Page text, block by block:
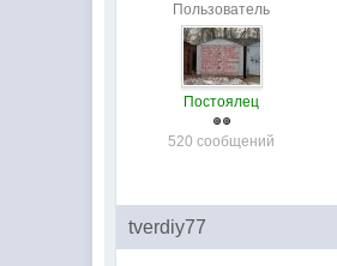
Пользователь
Постоялец
520 сообщений
tverdiy77